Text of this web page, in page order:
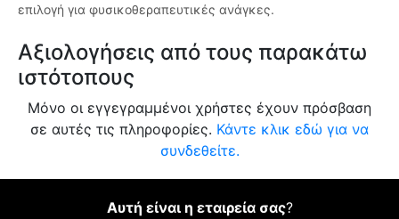
επιλογή για φυσικοθεραπευτικές ανάγκες.
Αξιολογήσεις από τους παρακάτω
ιστότοπους
Μόνο οι εγγεγραμμένοι χρήστες έχουν πρόσβαση
σε αυτές τις πληροφορίες. Κάντε κλικ εδώ για να
συνδεθείτε.
Αυτή είναι η εταιρεία σας?